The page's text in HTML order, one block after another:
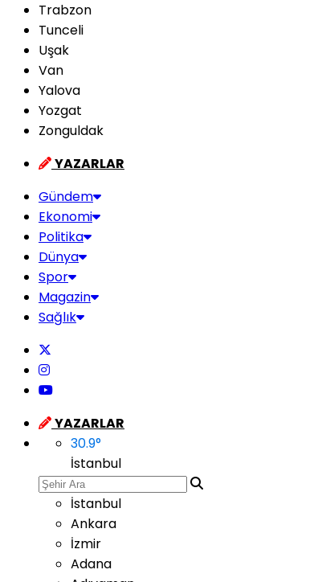
Trabzon
Tunceli
Uşak
Van
Yalova
Yozgat
Zonguldak
YAZARLAR
Gündem
Ekonomi
Politika
Dünya
Spor
Magazin
Sağlık
YAZARLAR
30.9°
İstanbul
İstanbul
Ankara
İzmir
Adana